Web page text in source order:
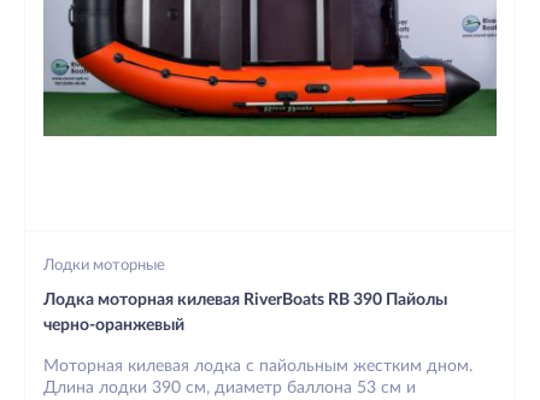
Лодки моторные
Лодка моторная килевая RiverBoats RB 390 Пайолы
черно-оранжевый
Моторная килевая лодка с пайольным жестким дном.
Длина лодки 390 см, диаметр баллона 53 см и